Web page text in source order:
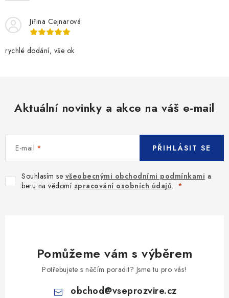
Jiřina Cejnarová
rychlé dodání, vše ok
Aktuální novinky a akce na váš e-mail
E-mail
Souhlasím se všeobecnými obchodními podmínkami a
beru na vědomí zpracování osobních údajů.
PŘIHLÁSIT SE
Pomůžeme vám s výběrem
Potřebujete s něčím poradit? Jsme tu pro vás!
obchod@vseprozvire.cz